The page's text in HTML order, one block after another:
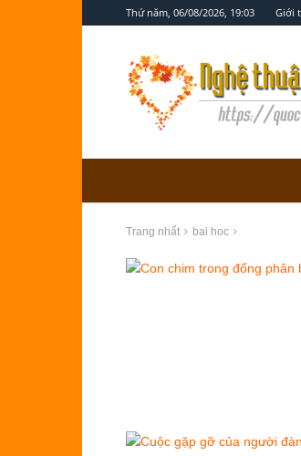
Thứ năm, 06/08/2026, 19:03 Giới
Nghệ
thuật
sống
Trang nhất bai hoc